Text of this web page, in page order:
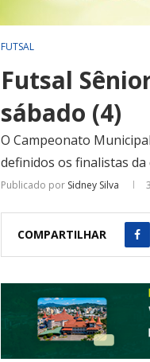
FUTSAL
Futsal
sábado (4)
O Campeonato
definidos os finalistas da
Publicado por Sidney Silva
COMPARTILHAR